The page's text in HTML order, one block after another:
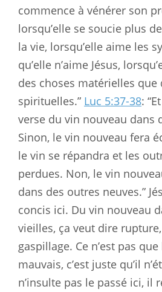
commence à vénérer son
lorsqu’elle se soucie plus
la vie, lorsqu’elle aime les
qu’elle n’aime Jésus,
des choses matérielles que
spirituelles.” Luc 5:37-38:
verse du vin nouveau dans
Sinon, le vin nouveau fera
le vin se répandra et les
perdues. Non, le vin
dans des outres neuves.”
concis ici. Du vin nouveau
vieilles, ça veut dire
gaspillage. Ce n’est pas
mauvais, c’est juste qu’il
n’insulte pas le passé ici, il